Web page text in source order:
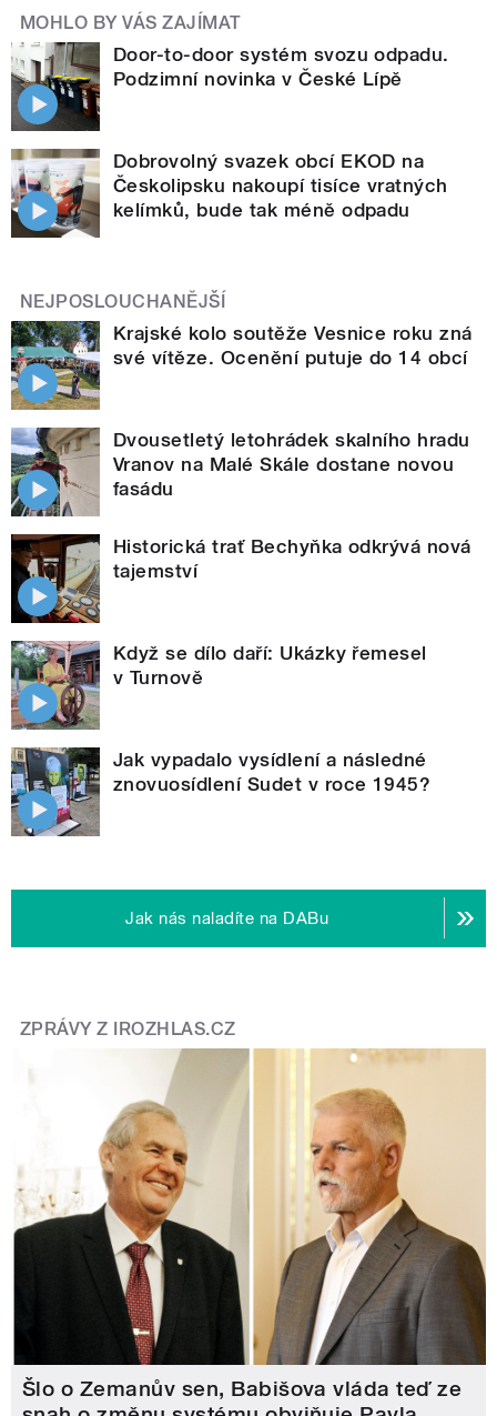
MOHLO BY VÁS ZAJÍMAT
Door-to-door systém svozu odpadu.
Podzimní novinka v České Lípě
Dobrovolný svazek obcí EKOD na
Českolipsku nakoupí tisíce vratných
kelímků, bude tak méně odpadu
NEJPOSLOUCHANĚJŠÍ
Krajské kolo soutěže Vesnice roku zná
své vítěze. Ocenění putuje do 14 obcí
Dvousetletý letohrádek skalního hradu
Vranov na Malé Skále dostane novou
fasádu
Historická trať Bechyňka odkrývá nová
tajemství
Když se dílo daří: Ukázky řemesel
v Turnově
Jak vypadalo vysídlení a následné
znovuosídlení Sudet v roce 1945?
Jak nás naladíte na DABu
ZPRÁVY Z IROZHLAS.CZ
Šlo o Zemanův sen, Babišova vláda teď ze